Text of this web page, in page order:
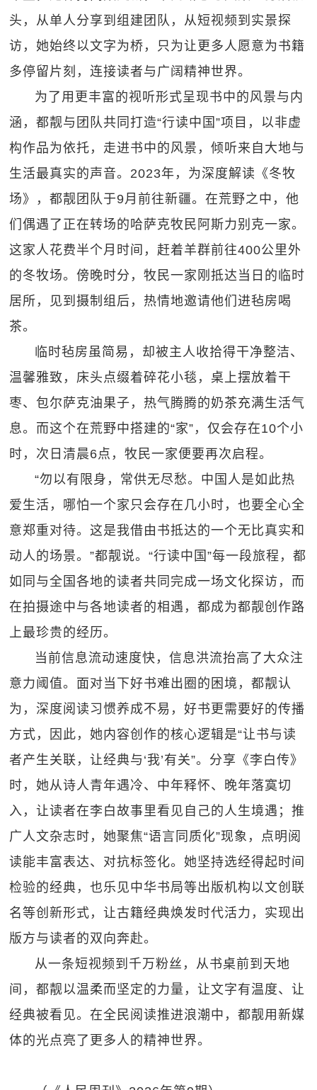
头，从单人分享到组建团队，从短视频到实景探
访，她始终以文字为桥，只为让更多人愿意为书籍
多停留片刻，连接读者与广阔精神世界。
为了用更丰富的视听形式呈现书中的风景与内
涵，都靓与团队共同打造“行读中国”项目，以非虚
构作品为依托，走进书中的风景，倾听来自大地与
生活最真实的声音。2023年，为深度解读《冬牧
场》，都靓团队于9月前往新疆。在荒野之中，他
们偶遇了正在转场的哈萨克牧民阿斯力别克一家。
这家人花费半个月时间，赶着羊群前往400公里外
的冬牧场。傍晚时分，牧民一家刚抵达当日的临时
居所，见到摄制组后，热情地邀请他们进毡房喝
茶。
临时毡房虽简易，却被主人收拾得干净整洁、
温馨雅致，床头点缀着碎花小毯，桌上摆放着干
枣、包尔萨克油果子，热气腾腾的奶茶充满生活气
息。而这个在荒野中搭建的“家”，仅会存在10个小
时，次日清晨6点，牧民一家便要再次启程。
“勿以有限身，常供无尽愁。中国人是如此热
爱生活，哪怕一个家只会存在几小时，也要全心全
意郑重对待。这是我借由书抵达的一个无比真实和
动人的场景。”都靓说。“行读中国”每一段旅程，都
如同与全国各地的读者共同完成一场文化探访，而
在拍摄途中与各地读者的相遇，都成为都靓创作路
上最珍贵的经历。
当前信息流动速度快，信息洪流抬高了大众注
意力阈值。面对当下好书难出圈的困境，都靓认
为，深度阅读习惯养成不易，好书更需要好的传播
方式，因此，她内容创作的核心逻辑是“让书与读
者产生关联，让经典与‘我’有关”。分享《李白传》
时，她从诗人青年遇冷、中年释怀、晚年落寞切
入，让读者在李白故事里看见自己的人生境遇；推
广人文杂志时，她聚焦“语言同质化”现象，点明阅
读能丰富表达、对抗标签化。她坚持选经得起时间
检验的经典，也乐见中华书局等出版机构以文创联
名等创新形式，让古籍经典焕发时代活力，实现出
版方与读者的双向奔赴。
从一条短视频到千万粉丝，从书桌前到天地
间，都靓以温柔而坚定的力量，让文字有温度、让
经典被看见。在全民阅读推进浪潮中，都靓用新媒
体的光点亮了更多人的精神世界。